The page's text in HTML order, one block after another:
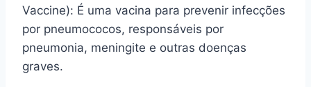
Vaccine): É uma vacina para prevenir infecções
por pneumococos, responsáveis por
pneumonia, meningite e outras doenças
graves.